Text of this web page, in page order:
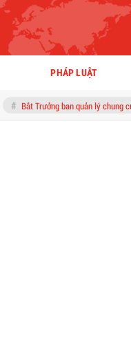
PHÁP LUẬT
ban quản lý chung cư lừa bán